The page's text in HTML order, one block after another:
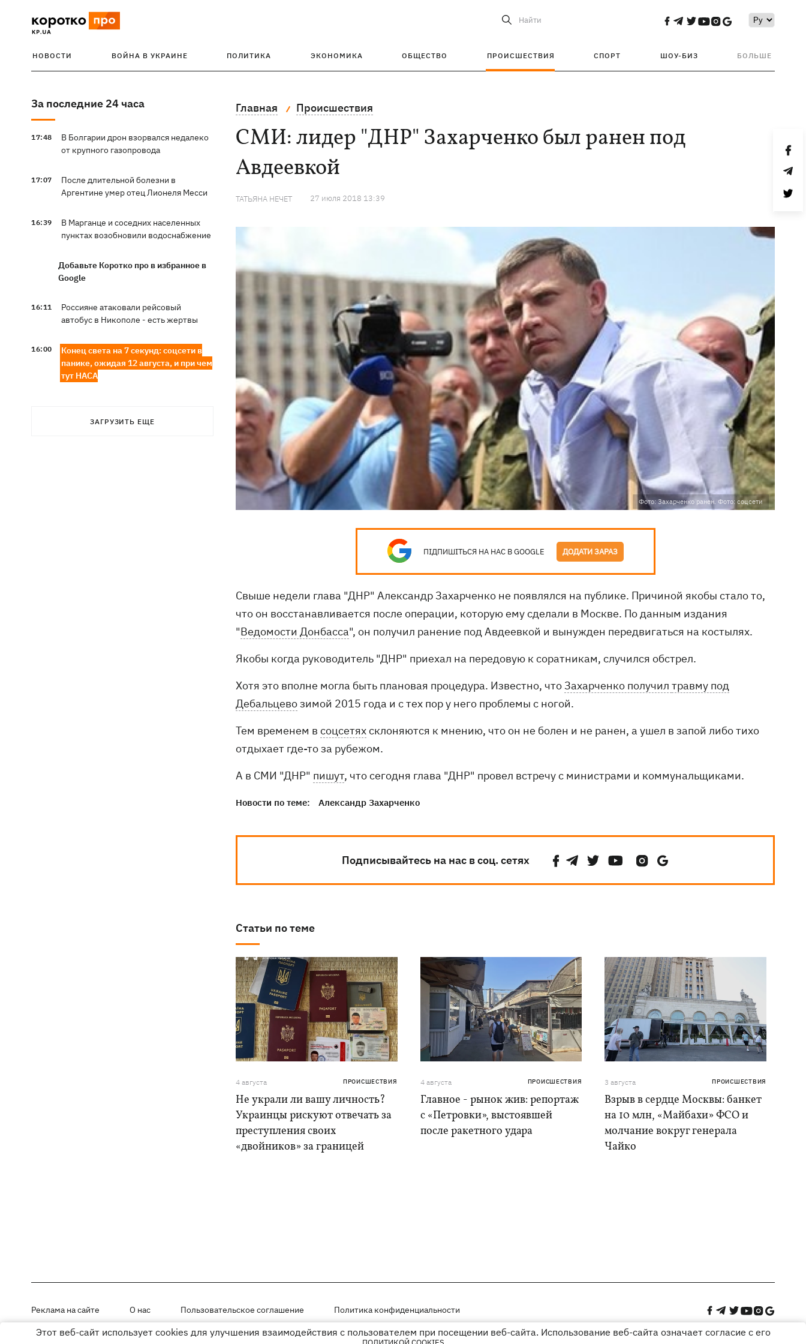
Найти
НОВОСТИ ВОЙНА В УКРАИНЕ ПОЛИТИКА ЭКОНОМИКА ОБЩЕСТВО ПРОИСШЕСТВИЯ СПОРТ ШОУ-БИЗ БОЛЬШЕ
За последние 24 часа
17:48
В Болгарии дрон взорвался недалеко
от крупного газопровода
17:07
После длительной болезни в
Аргентине умер отец Лионеля Месси
16:39
В Марганце и соседних населенных
пунктах возобновили водоснабжение
Добавьте Коротко про в избранное в
Google
16:11
Россияне атаковали рейсовый
автобус в Никополе - есть жертвы
16:00
Конец света на 7 секунд: соцсети в
панике, ожидая 12 августа, и при чем
тут НАСА
в Черном море
ЗАГРУЗИТЬ ЕЩЕ
Главная Происшествия
СМИ: лидер "ДНР" Захарченко был ранен под
Авдеевкой
ТАТЬЯНА НЕЧЕТ 27 июля 2018 13:39
Фото: Захарченко ранен. Фото: соцсети
ПІДПИШІТЬСЯ НА НАС В GOOGLE ДОДАТИ ЗАРАЗ
Свыше недели глава "ДНР" Александр Захарченко не появлялся на публике. Причиной якобы стало то,
что он восстанавливается после операции, которую ему сделали в Москве. По данным издания
"Ведомости Донбасса", он получил ранение под Авдеевкой и вынужден передвигаться на костылях.
Якобы когда руководитель "ДНР" приехал на передовую к соратникам, случился обстрел.
Хотя это вполне могла быть плановая процедура. Известно, что Захарченко получил травму под
Дебальцевозимой 2015 года и с тех пор у него проблемы с ногой.
Тем временем в соцсетяхсклоняются к мнению, что он не болен и не ранен, а ушел в запой либо тихо
отдыхает где-то за рубежом.
А в СМИ "ДНР" пишут, что сегодня глава "ДНР" провел встречу с министрами и коммунальщиками.
Новости по теме: Александр Захарченко
Подписывайтесь на нас в соц. сетях
Статьи по теме
4 августа ПРОИСШЕСТВИЯ
Не украли ли вашу личность?
Украинцы рискуют отвечать за
преступления своих
«двойников» за границей
4 августа ПРОИСШЕСТВИЯ
Главное - рынок жив: репортаж
с «Петровки», выстоявшей
после ракетного удара
3 августа ПРОИСШЕСТВИЯ
Взрыв в сердце Москвы: банкет
на 10 млн, «Майбахи» ФСО и
молчание вокруг генерала
Чайко
Реклама на сайте О нас Пользовательское соглашение Политика конфиденциальности
Материалы под рубриками «Новости компании», «PR» и «Факт» размещены на правах рекламы
Этот веб-сайт использует cookies для улучшения взаимодействия с пользователем при посещении веб-сайта. Использование веб-сайта означает согласие с его